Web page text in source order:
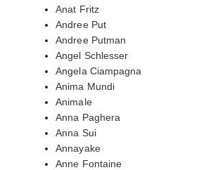
Anat Fritz
Andree Put
Andree Putman
Angel Schlesser
Angela Ciampagna
Anima Mundi
Animale
Anna Paghera
Anna Sui
Annayake
Anne Fontaine